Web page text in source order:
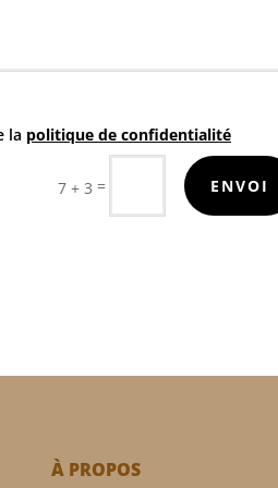
la politique de confidentialité
7 + 3 = ENVOI
À PROPOS